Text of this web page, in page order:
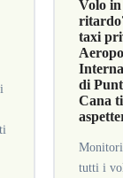
Volo in
taxi
di
Cana ti
tutti i